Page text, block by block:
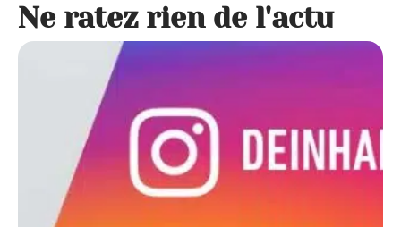
Ne ratez rien de l'actu